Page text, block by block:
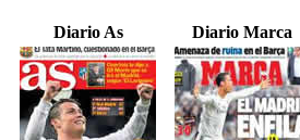
Diario As Diario Marca